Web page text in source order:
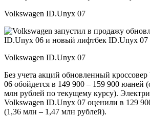
Volkswagen ID.Unyx 07
Volkswagen ID.Unyx 07
Без учета акций обновленный
06 обойдется в 149 900 – 159 900 юаней
млн рублей по текущему курсу).
Volkswagen ID.Unyx 07 оценили в 129
(1,36 млн – 1,47 млн рублей).